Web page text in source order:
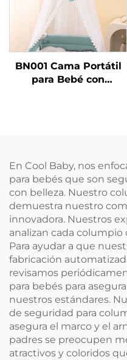
BN001 Cama Portátil
para Bebé con
En Cool Baby, nos
para bebés que son
con belleza. Nuestro
demuestra nuestro
innovadora. Nuestros
analizan cada
Para ayudar a que
fabricación
revisamos
para bebés para
nuestros estándares.
de seguridad para
asegura el marco y el
padres se preocupen
atractivos y coloridos